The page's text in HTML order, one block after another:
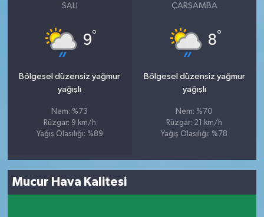
SALI
9°
Bölgesel düzensiz yağmur
yağışlı
Nem: %73
Rüzgar: 9 km/h
Yağış Olasılığı: %89
ÇARŞAMBA
8°
Bölgesel düzensiz yağmur
yağışlı
Nem: %70
Rüzgar: 21 km/h
Yağış Olasılığı: %78
Mucur Hava Kalitesi